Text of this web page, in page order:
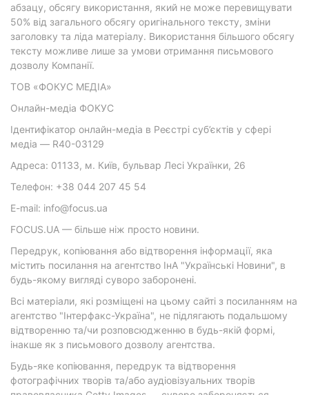
абзацу, обсягу використання, який не може перевищувати
50% від загального обсягу оригінального тексту, зміни
заголовку та ліда матеріалу. Використання більшого обсягу
тексту можливе лише за умови отримання письмового
дозволу Компанії.
ТОВ «ФОКУС МЕДІА»
Онлайн-медіа ФОКУС
Ідентифікатор онлайн-медіа в Реєстрі суб’єктів у сфері
медіа — R40-03129
Адреса: 01133, м. Київ, бульвар Лесі Українки, 26
Телефон: +38 044 207 45 54
E-mail: info@focus.ua
FOCUS.UA — більше ніж просто новини.
Передрук, копіювання або відтворення інформації, яка
містить посилання на агентство ІнА "Українські Новини", в
будь-якому вигляді суворо заборонені.
Всі матеріали, які розміщені на цьому сайті з посиланням на
агентство "Інтерфакс-Україна", не підлягають подальшому
відтворенню та/чи розповсюдженню в будь-якій формі,
інакше як з письмового дозволу агентства.
Будь-яке копіювання, передрук та відтворення
фотографічних творів та/або аудіовізуальних творів